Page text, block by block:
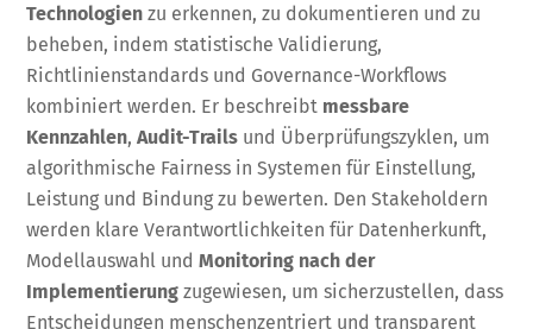
Technologien zu erkennen, zu dokumentieren und zu
beheben, indem statistische Validierung,
Richtlinienstandards und Governance-Workflows
kombiniert werden. Er beschreibt messbare
Kennzahlen,Audit-Trails und Überprüfungszyklen, um
algorithmische Fairness in Systemen für Einstellung,
Leistung und Bindung zu bewerten. Den Stakeholdern
werden klare Verantwortlichkeiten für Datenherkunft,
Modellauswahl undMonitoring nach der
Implementierung zugewiesen, um sicherzustellen, dass
Entscheidungen menschenzentriert und transparent